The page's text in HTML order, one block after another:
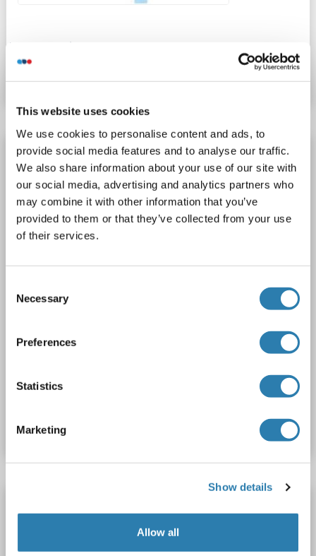
This website uses cookies
We use cookies to personalise content and ads, to
provide social media features and to analyse our traffic.
We also share information about your use of our site with
our social media, advertising and analytics partners who
may combine it with other information that you’ve
provided to them or that they’ve collected from your use
of their services.
Selection
Necessary
Preferences
Statistics
Marketing
Show details
Allow all
N° du produit ABIN6747355
Détails
GIMAP4 anticorps
GIMAP4 Reactivité: Souris WB Hôte: Lapin
Polyclonal
unconjugated
1 image
Fiche technique
750)